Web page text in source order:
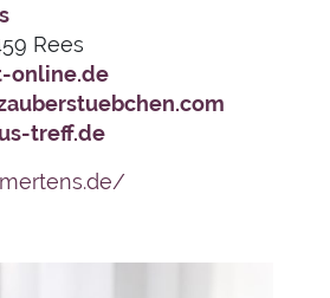
Rees
online.de
treff.de